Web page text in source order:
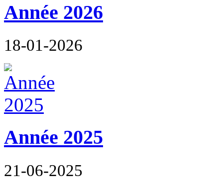
Année 2026
18-01-2026
Année 2025
21-06-2025